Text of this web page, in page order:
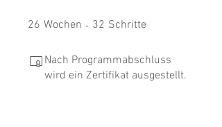
26 Wochen 32 Schritte
Nach Programmabschluss
wird ein Zertifikat ausgestellt.